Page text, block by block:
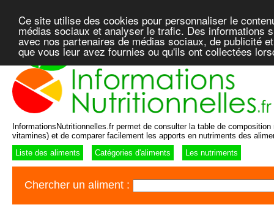
Ce site utilise des cookies pour personnaliser le
médias sociaux et analyser le trafic. Des informations
avec nos partenaires de médias sociaux, de publicité
que vous leur avez fournies ou qu'ils ont collectées
InformationsNutritionnelles.fr permet de consulter la table de
vitamines) et de comparer facilement les apports en nutriments des
Liste des aliments
Catégories d'aliments Les nutriments
Chercher un aliment :